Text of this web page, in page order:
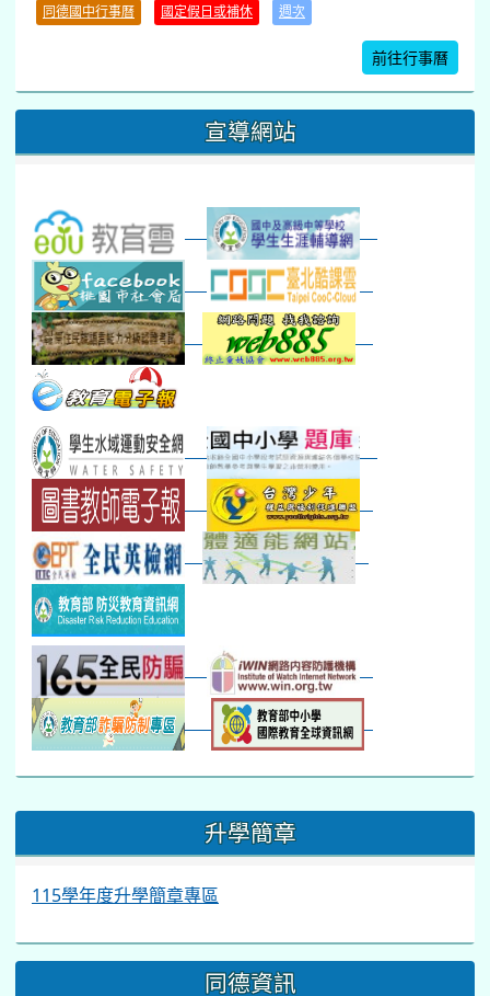
暑期體育育樂營結束
21 22
桃園市運動會
數感實驗夏令營(整天)
新生智力測驗補測(...
下午-新進教師研習
教師備課會議
新生訓練(整天)新生訓練(~12:00)
下午-校務會議14:00-
八九年級返校8-9
防災演練工作分配及...
30 31 2 3
本週_健康檢查週各班器材負責人訓練
發放班級書箱及晨讀...
技藝教育學程說明會...
12:30幹部訓練七年級新生健檢
本週_友善校園週收學生證、換補教科...
本週_圖書館開放借...
開學日
第一週
超額比序暨免試入學...
同德國中行事曆 國定假日或補休 週次
前往行事曆
宣導網站
::: 升學簡章
115學年度升學簡章專區
同德資訊